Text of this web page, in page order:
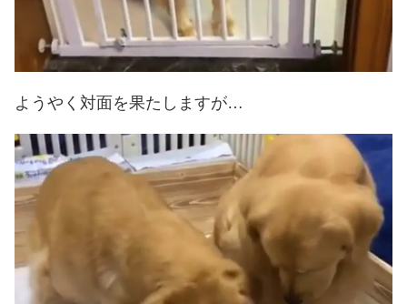
ようやく対面を果たしますが…